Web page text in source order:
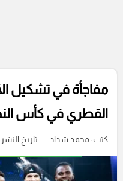
مفاجأة في تشكيل
القطري في كأس
كتب:محمد شداد تاريخ النشر: 04/03/